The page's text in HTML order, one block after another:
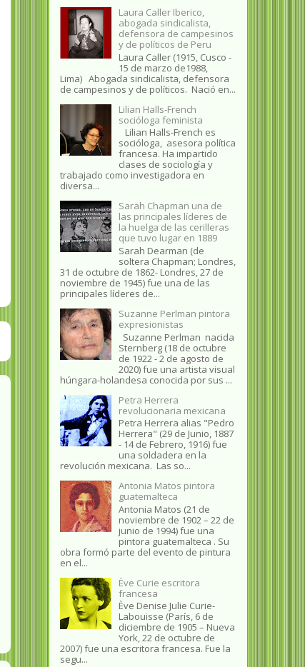
Laura Caller Iberico,
abogada sindicalista,
defensora de campesinos
y de políticos de Peru
Laura Caller (1915, Cusco -
15 de marzo de1988,
Lima) Abogada sindicalista, defensora
de campesinos y de políticos. Nació en...
Lilian Halls-French
socióloga feminista
Lilian Halls-French es
socióloga, asesora política
francesa. Ha impartido
clases de sociología y
trabajado como investigadora en
diversa...
Sarah Chapman una de
las principales líderes de
la huelga de las cerilleras
que tuvo lugar en 1889
Sarah Dearman (de
soltera Chapman; Londres,
31 de octubre de 1862​- Londres, 27 de
noviembre de 1945)​ fue una de las
principales líderes de...
Suzanne Perlman pintora
expresionistas
Suzanne Perlman nacida
Sternberg (18 de octubre
de 1922 - 2 de agosto de
2020) fue una artista visual
húngara-holandesa conocida por sus ...
Petra Herrera
revolucionaria mexicana
Petra Herrera alias "Pedro
Herrera" (29 de Junio, 1887
- 14 de Febrero, 1916) fue
una soldadera en la
revolución mexicana. Las so...
Antonia Matos pintora
guatemalteca
Antonia Matos (21 de
noviembre de 1902 – 22 de
junio de 1994) fue una
pintora guatemalteca . Su
obra formó parte del evento de pintura
en el...
Ève Curie escritora
francesa
Ève Denise Julie Curie-
Labouisse (París, 6 de
diciembre de 1905 – Nueva
York, 22 de octubre de
2007) fue una escritora francesa. Fue la
segu...